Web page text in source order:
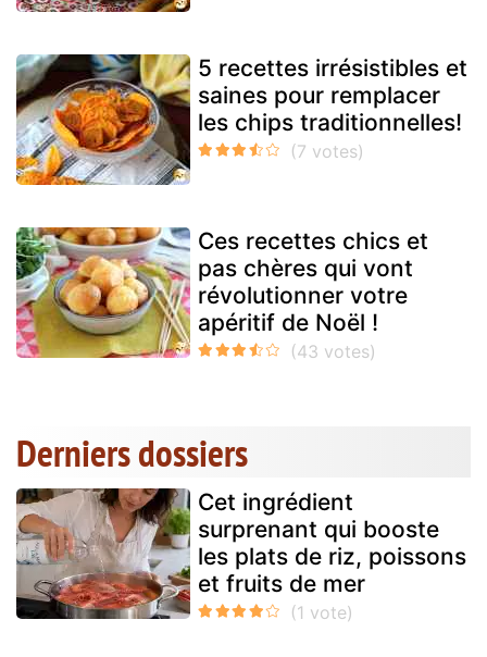
5 recettes irrésistibles et
saines pour remplacer
les chips traditionnelles!
Ces recettes chics et
pas chères qui vont
révolutionner votre
apéritif de Noël !
Derniers dossiers
Cet ingrédient
surprenant qui booste
les plats de riz, poissons
et fruits de mer